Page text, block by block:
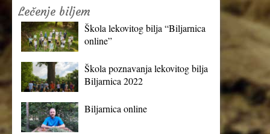
Lečenje biljem
Škola lekovitog bilja “Biljarnica
online”
Škola poznavanja lekovitog bilja
Biljarnica 2022
Biljarnica online